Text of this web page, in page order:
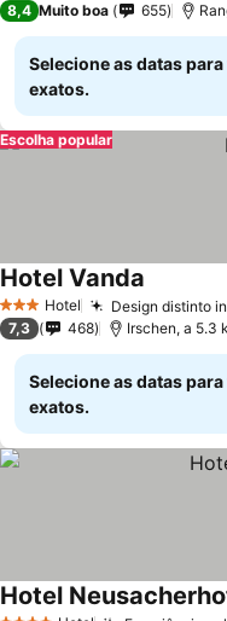
8,4 Muito boa 655
Selecione as datas
exatos.
Escolha popular
3 EstrelasHotel Design distinto
Hotel Vanda
7,3 468 Irschen, a 5.3
Selecione as datas
exatos.
Hotel